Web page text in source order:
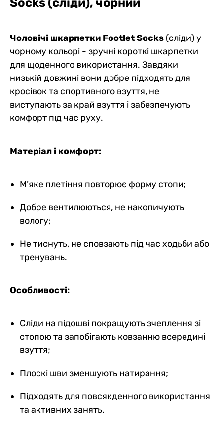
Socks (сліди), чорний
Чоловічі шкарпетки Footlet Socks (сліди) у
чорному кольорі - зручні короткі шкарпетки
для щоденного використання. Завдяки
низькій довжині вони добре підходять для
кросівок та спортивного взуття, не
виступають за край взуття і забезпечують
комфорт під час руху.
Матеріал і комфорт:
М’яке плетіння повторює форму стопи;
Добре вентилюються, не накопичують
вологу;
Не тиснуть, не сповзають під час ходьби або
тренувань.
Особливості:
Сліди на підошві покращують зчеплення зі
стопою та запобігають ковзанню всередині
взуття;
Плоскі шви зменшують натирання;
Підходять для повсякденного використання
та активних занять.